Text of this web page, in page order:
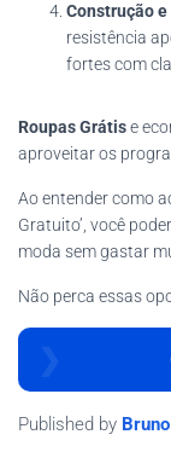
Construção
resistência
fortes com
Roupas Grátise
aproveitar os
Ao entender como
Gratuito’, você
moda sem gastar
Não perca essas
Published by Bruno